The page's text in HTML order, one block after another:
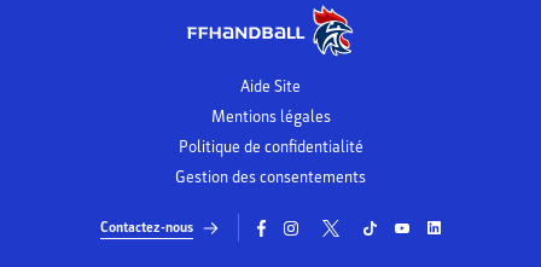
Aide Site
Mentions légales
Politique de confidentialité
Gestion des consentements
Contactez-nous